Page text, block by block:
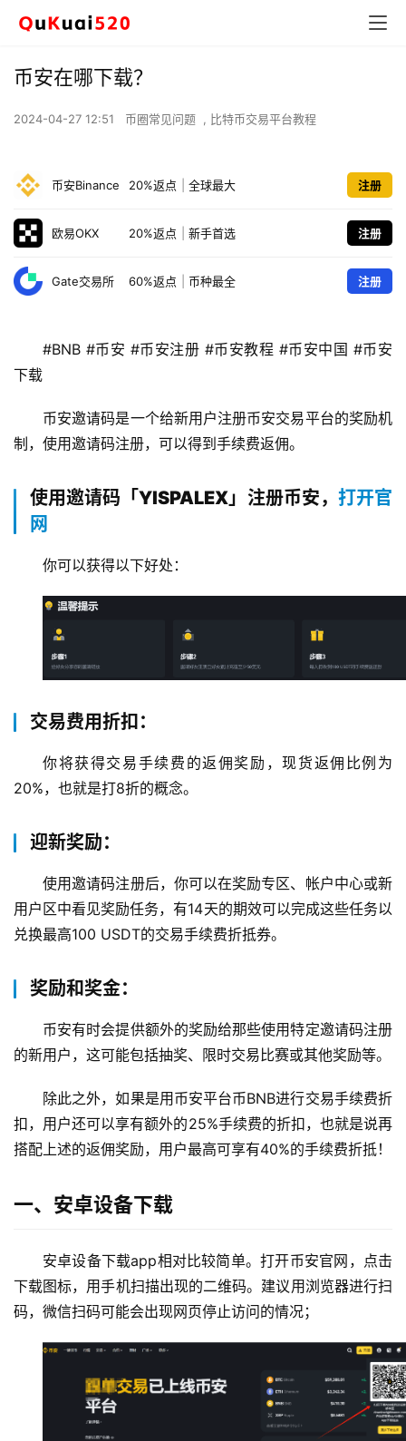
币安在哪下载？
2024-04-27 12:51 币圈常见问题 , 比特币交易平台教程
币安Binance 20%返点 全球最大 注册
欧易OKX 20%返点 新手首选 注册
Gate交易所 60%返点 币种最全 注册
#BNB #币安 #币安注册 #币安教程 #币安中国 #币安
下载
币安邀请码是一个给新用户注册币安交易平台的奖励机
制，使用邀请码注册，可以得到手续费返佣。
使用邀请码「YISPALEX」注册币安， 打开官
网
你可以获得以下好处：
交易费用折扣：
你将获得交易手续费的返佣奖励，现货返佣比例为
20%，也就是打8折的概念。
迎新奖励：
使用邀请码注册后，你可以在奖励专区、帐户中心或新
用户区中看见奖励任务，有14天的期效可以完成这些任务以
兑换最高100 USDT的交易手续费折抵券。
奖励和奖金：
币安有时会提供额外的奖励给那些使用特定邀请码注册
的新用户，这可能包括抽奖、限时交易比赛或其他奖励等。
除此之外，如果是用币安平台币BNB进行交易手续费折
扣，用户还可以享有额外的25%手续费的折扣，也就是说再
搭配上述的返佣奖励，用户最高可享有40%的手续费折抵！
一、安卓设备下载
安卓设备下载app相对比较简单。打开币安官网，点击
下载图标，用手机扫描出现的二维码。建议用浏览器进行扫
码，微信扫码可能会出现网页停止访问的情况；